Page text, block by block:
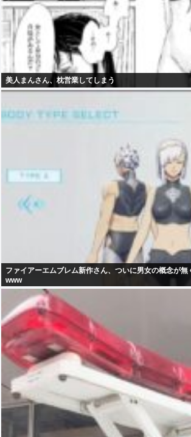
美人まんさん、枕営業してしまう
ファイアーエムブレム新作さん、ついに男女の概念が無
www